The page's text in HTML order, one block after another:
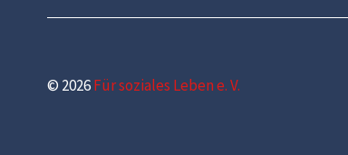
© 2026Für soziales Leben e. V.